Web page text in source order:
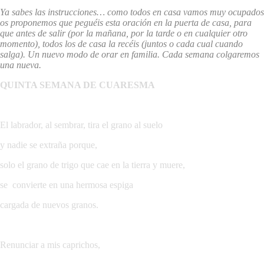
Ya sabes las instrucciones… como todos en casa vamos muy ocupados
os proponemos que peguéis esta oración en la puerta de casa, para
que antes de salir (por la mañana, por la tarde o en cualquier otro
momento), todos los de casa la recéis (juntos o cada cual cuando
salga). Un nuevo modo de orar en familia. Cada semana colgaremos
una nueva.
QUINTA SEMANA DE CUARESMA
El labrador, al sembrar, tira el grano al suelo
y nadie se extraña porque,
solo el grano de trigo que cae en la tierra y muere,
se convierte en una hermosa espiga
cargada de nuevos granos.
Renunciar a mis caprichos,